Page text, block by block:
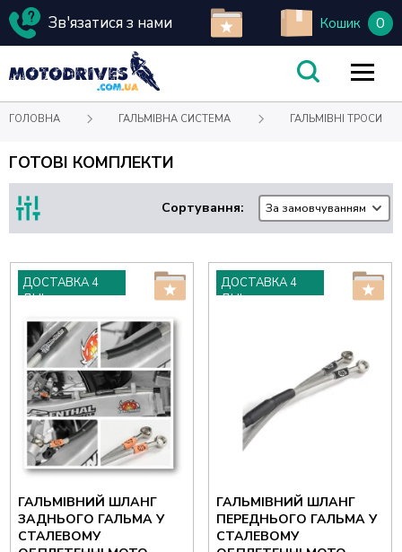
Зв'язатися з нами Кошик 0
ГОЛОВНА ГАЛЬМІВНА СИСТЕМА ГАЛЬМІВНІ ТРОСИ
ГОТОВІ КОМПЛЕКТИ
Сортування: За замовчуванням
ДОСТАВКА 4
ДНІ
ГАЛЬМІВНИЙ ШЛАНГ
ЗАДНЬОГО ГАЛЬМА У
СТАЛЕВОМУ
ДОСТАВКА 4
ДНІ
ГАЛЬМІВНИЙ ШЛАНГ
ПЕРЕДНЬОГО ГАЛЬМА У
СТАЛЕВОМУ